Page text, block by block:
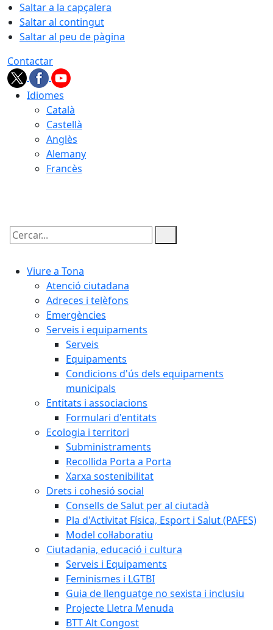
Saltar a la capçalera
Saltar al contingut
Saltar al peu de pàgina
Contactar
Idiomes
Català
Castellà
Anglès
Alemany
Francès
Cercar:
Viure a Tona
Atenció ciutadana
Adreces i telèfons
Emergències
Serveis i equipaments
Serveis
Equipaments
Condicions d'ús dels equipaments
municipals
Entitats i associacions
Formulari d'entitats
Ecologia i territori
Subministraments
Recollida Porta a Porta
Xarxa sostenibilitat
Drets i cohesió social
Consells de Salut per al ciutadà
Pla d'Activitat Física, Esport i Salut (PAFES)
Model col·laboratiu
Ciutadania, educació i cultura
Serveis i Equipaments
Feminismes i LGTBI
Guia de llenguatge no sexista i inclusiu
Projecte Lletra Menuda
BTT Alt Congost